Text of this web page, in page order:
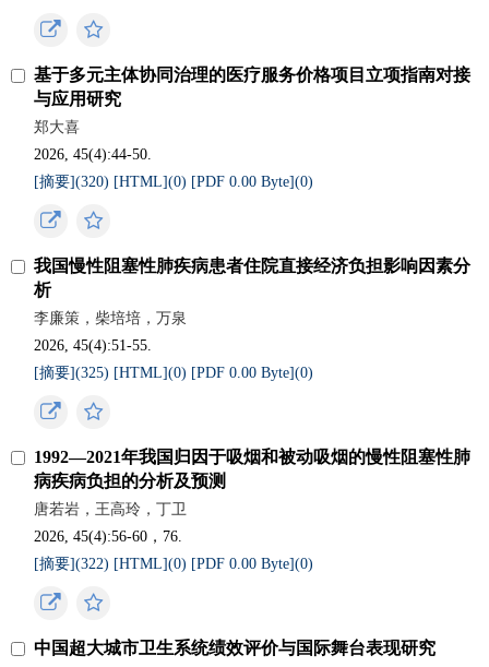
基于多元主体协同治理的医疗服务价格项目立项指南对接
与应用研究
郑大喜
2026, 45(4):44-50.
[摘要](320) [HTML](0) [PDF 0.00 Byte](0)
我国慢性阻塞性肺疾病患者住院直接经济负担影响因素分
析
李廉策，柴培培，万泉
2026, 45(4):51-55.
[摘要](325) [HTML](0) [PDF 0.00 Byte](0)
1992—2021年我国归因于吸烟和被动吸烟的慢性阻塞性肺
病疾病负担的分析及预测
唐若岩，王高玲，丁卫
2026, 45(4):56-60，76.
[摘要](322) [HTML](0) [PDF 0.00 Byte](0)
中国超大城市卫生系统绩效评价与国际舞台表现研究